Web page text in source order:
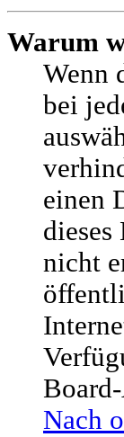
Warum
Wenn
bei
einen
nicht
Nach